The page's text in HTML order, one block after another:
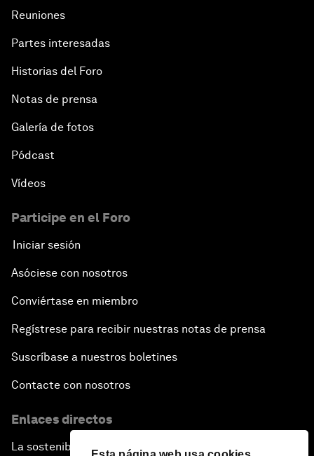
Reuniones
Partes interesadas
Historias del Foro
Notas de prensa
Galería de fotos
Pódcast
Vídeos
Participe en el Foro
Iniciar sesión
Asóciese con nosotros
Conviértase en miembro
Regístrese para recibir nuestras notas de prensa
Suscríbase a nuestros boletines
Contacte con nosotros
Enlaces directos
La sostenibilidad en el Foro